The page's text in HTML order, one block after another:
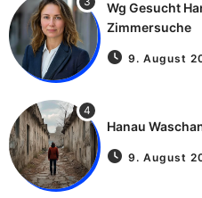
Wg Gesucht
Zimmersuche
9. August
4
Hanau
9. August